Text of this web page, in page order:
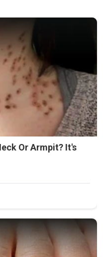
Or Armpit? It's